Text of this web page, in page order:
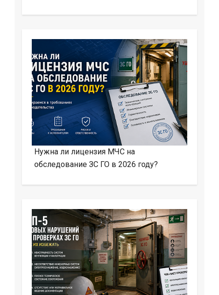
Нужна ли лицензия МЧС на
обследование ЗС ГО в 2026 году?